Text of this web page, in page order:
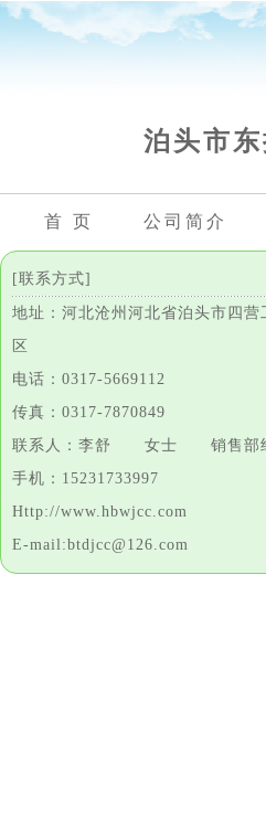
泊头市
首 页 公司简介
[联系方式]
地址：河北沧州河北省泊头市四营
区
电话：0317-5669112
传真：0317-7870849
联系人：李舒 女士 销售部
手机：15231733997
Http://www.hbwjcc.com
E-mail:btdjcc@126.com